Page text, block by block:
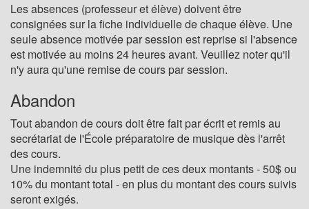
Les absences (professeur et élève) doivent être
consignées sur la fiche individuelle de chaque élève. Une
seule absence motivée par session est reprise si l'absence
est motivée au moins 24 heures avant. Veuillez noter qu'il
n'y aura qu'une remise de cours par session.
Abandon
Tout abandon de cours doit être fait par écrit et remis au
secrétariat de l'École préparatoire de musique dès l'arrêt
des cours.
Une indemnité du plus petit de ces deux montants - 50$ ou
10% du montant total - en plus du montant des cours suivis
seront exigés.